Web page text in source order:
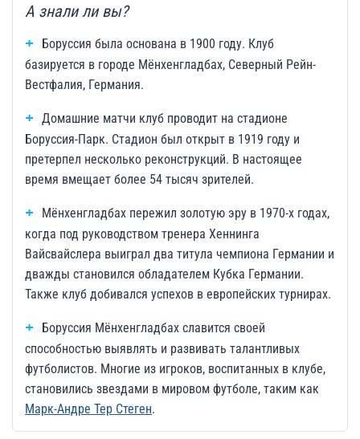
А знали ли вы?
Боруссия была основана в 1900 году. Клуб
базируется в городе Мёнхенгладбах, Северный Рейн-
Вестфалия, Германия.
Домашние матчи клуб проводит на стадионе
Боруссия-Парк. Стадион был открыт в 1919 году и
претерпел несколько реконструкций. В настоящее
время вмещает более 54 тысяч зрителей.
Мёнхенгладбах пережил золотую эру в 1970-х годах,
когда под руководством тренера Хеннинга
Вайсвайслера выиграл два титула чемпиона Германии и
дважды становился обладателем Кубка Германии.
Также клуб добивался успехов в европейских турнирах.
Боруссия Мёнхенгладбах славится своей
способностью выявлять и развивать талантливых
футболистов. Многие из игроков, воспитанных в клубе,
становились звездами в мировом футболе, таким как
Марк-Андре Тер Стеген.